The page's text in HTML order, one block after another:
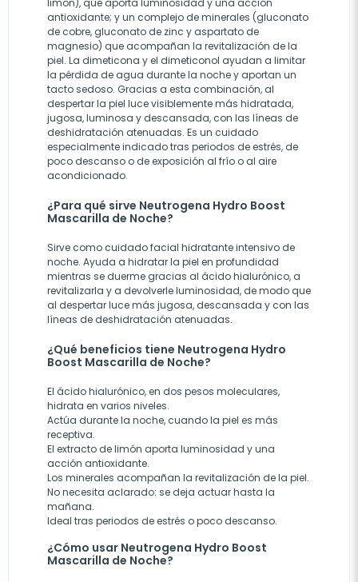
limon), que aporta luminosidad y una acción
antioxidante; y un complejo de minerales (gluconato
de cobre, gluconato de zinc y aspartato de
magnesio) que acompañan la revitalización de la
piel. La dimeticona y el dimeticonol ayudan a limitar
la pérdida de agua durante la noche y aportan un
tacto sedoso. Gracias a esta combinación, al
despertar la piel luce visiblemente más hidratada,
jugosa, luminosa y descansada, con las líneas de
deshidratación atenuadas. Es un cuidado
especialmente indicado tras periodos de estrés, de
poco descanso o de exposición al frío o al aire
acondicionado.
¿Para qué sirve Neutrogena Hydro Boost
Mascarilla de Noche?
Sirve como cuidado facial hidratante intensivo de
noche. Ayuda a hidratar la piel en profundidad
mientras se duerme gracias al ácido hialurónico, a
revitalizarla y a devolverle luminosidad, de modo que
al despertar luce más jugosa, descansada y con las
líneas de deshidratación atenuadas.
¿Qué beneficios tiene Neutrogena Hydro
Boost Mascarilla de Noche?
El ácido hialurónico, en dos pesos moleculares,
hidrata en varios niveles.
Actúa durante la noche, cuando la piel es más
receptiva.
El extracto de limón aporta luminosidad y una
acción antioxidante.
Los minerales acompañan la revitalización de la piel.
No necesita aclarado: se deja actuar hasta la
mañana.
Ideal tras periodos de estrés o poco descanso.
¿Cómo usar Neutrogena Hydro Boost
Mascarilla de Noche?